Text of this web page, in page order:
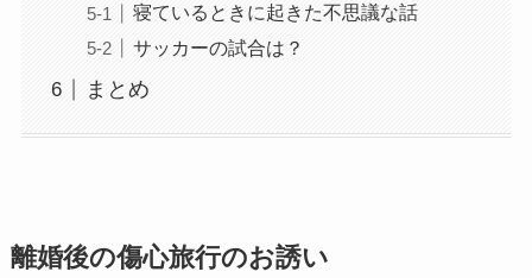
寝ているときに起きた不思議な話
サッカーの試合は？
まとめ
離婚後の傷心旅行のお誘い